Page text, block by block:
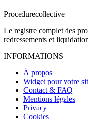
Procedurecollective
Le registre complet des
redressements et
INFORMATIONS
À propos
Widget pour votre
Contact & FAQ
Mentions légales
Privacy
Cookies